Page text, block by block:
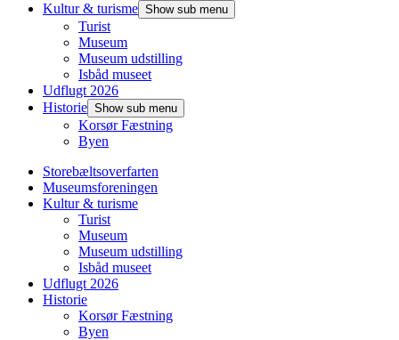
Kultur & turisme Show sub menu
Turist
Museum
Museum udstilling
Isbåd museet
Udflugt 2026
Historie Show sub menu
Korsør Fæstning
Byen
Storebæltsoverfarten
Museumsforeningen
Kultur & turisme
Turist
Museum
Museum udstilling
Isbåd museet
Udflugt 2026
Historie
Korsør Fæstning
Byen